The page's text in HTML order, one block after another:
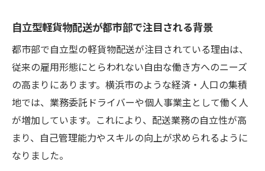
自立型配送で求められる柔軟な発想力
利便性を損なわない自立的な対応策
横浜市で成功する柔軟な配送戦略の条件
業務委託型軽貨物配送の活用ポイント
軽貨物配送利用で広がる横浜の事業機会
軽貨物配送で新規事業チャンスをつかむ方
自立型軽貨物配送が都市部で注目される背景
都市部で自立型の軽貨物配送が注目されている理由は、
従来の雇用形態にとらわれない自由な働き方へのニーズ
の高まりにあります。横浜市のような経済・人口の集積
地では、業務委託ドライバーや個人事業主として働く人
が増加しています。これにより、配送業務の自立性が高
まり、自己管理能力やスキルの向上が求められるように
なりました。